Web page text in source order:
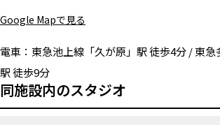
Google Mapで見る
電車： 東急池上線「久が原」駅 徒歩4分 / 東急
駅 徒歩9分
同施設内のスタジオ